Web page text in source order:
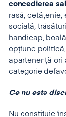
concedierea
rasă, cetățenie,
socială,
handicap,
opțiune
apartenență ori
categorie
Ce nu este
Nu constituie